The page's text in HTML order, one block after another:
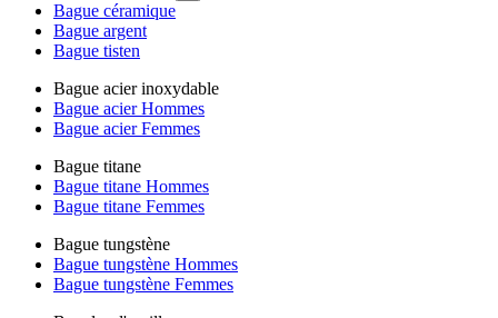
Bague céramique
Bague argent
Bague tisten
Bague acier inoxydable
Bague acier Hommes
Bague acier Femmes
Bague titane
Bague titane Hommes
Bague titane Femmes
Bague tungstène
Bague tungstène Hommes
Bague tungstène Femmes